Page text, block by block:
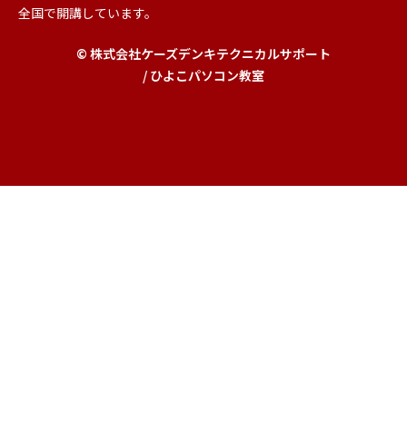
全国で開講しています。
© 株式会社ケーズデンキテクニカルサポート
/ ひよこパソコン教室